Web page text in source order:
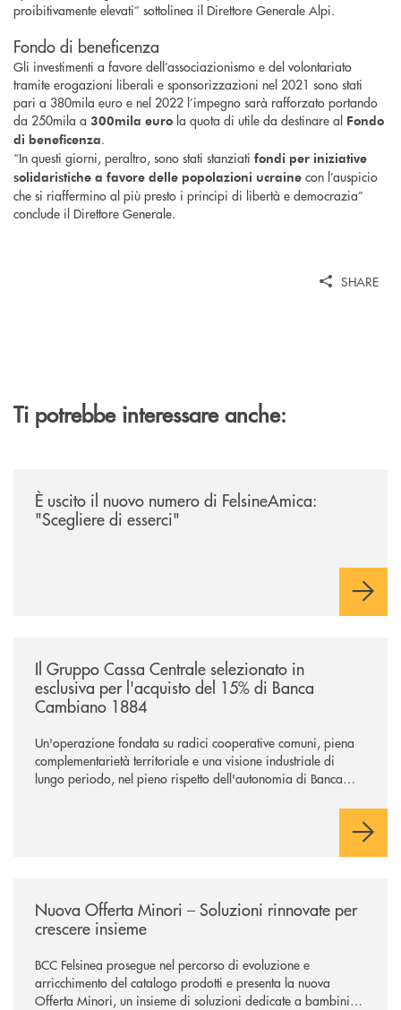
proibitivamente elevati” sottolinea il Direttore Generale Alpi.
Fondo di beneficenza
Gli investimenti a favore dell’associazionismo e del volontariato
tramite erogazioni liberali e sponsorizzazioni nel 2021 sono stati
pari a 380mila euro e nel 2022 l’impegno sarà rafforzato portando
da 250mila a 300mila euro la quota di utile da destinare al Fondo
di beneficenza.
“In questi giorni, peraltro, sono stati stanziati fondi per iniziative
solidaristiche a favore delle popolazioni ucraine con l’auspicio
che si riaffermino al più presto i principi di libertà e democrazia”
conclude il Direttore Generale.
SHARE
Ti potrebbe interessare anche:
È uscito il nuovo numero di FelsineAmica:
"Scegliere di esserci"
Il Gruppo Cassa Centrale selezionato in
esclusiva per l'acquisto del 15% di Banca
Cambiano 1884
Un'operazione fondata su radici cooperative comuni, piena
complementarietà territoriale e una visione industriale di
lungo periodo, nel pieno rispetto dell'autonomia di Banca
negoziazione esclusiva per la finalizzazione dell’operazione.
Nuova Offerta Minori – Soluzioni rinnovate per
crescere insieme
BCC Felsinea prosegue nel percorso di evoluzione e
arricchimento del catalogo prodotti e presenta la nuova
Offerta Minori, un insieme di soluzioni dedicate a bambini e